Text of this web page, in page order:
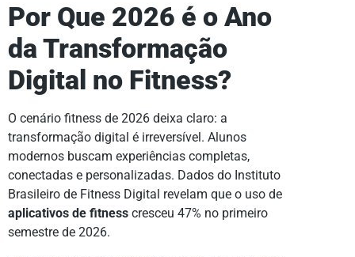
Por Que 2026 é o Ano
da Transformação
Digital no Fitness?
O cenário fitness de 2026 deixa claro: a
transformação digital é irreversível. Alunos
modernos buscam experiências completas,
conectadas e personalizadas. Dados do Instituto
Brasileiro de Fitness Digital revelam que o uso de
aplicativos de fitness cresceu 47% no primeiro
semestre de 2026.